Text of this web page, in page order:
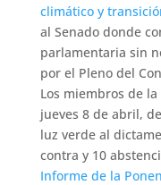
climático y
al Senado donde
parlamentaria sin
por el Pleno del
Los miembros de
jueves 8 de abril,
luz verde al
contra y 10
Informe de la